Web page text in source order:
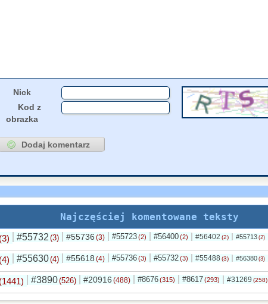
Nick
Kod z
obrazka
Najczęściej komentowane teksty
(3) #55732 (3) #55736 (3) #55723 (2) #56400 (2) #56402 (2) #55713 (2)
(4) #55630(4) #55618 (4) #55736 (3) #55732 (3) #55488 (3) #56380 (3)
(1441) #3890(526) #20916 (488) #8676 (315) #8617 (293) #31269 (258)